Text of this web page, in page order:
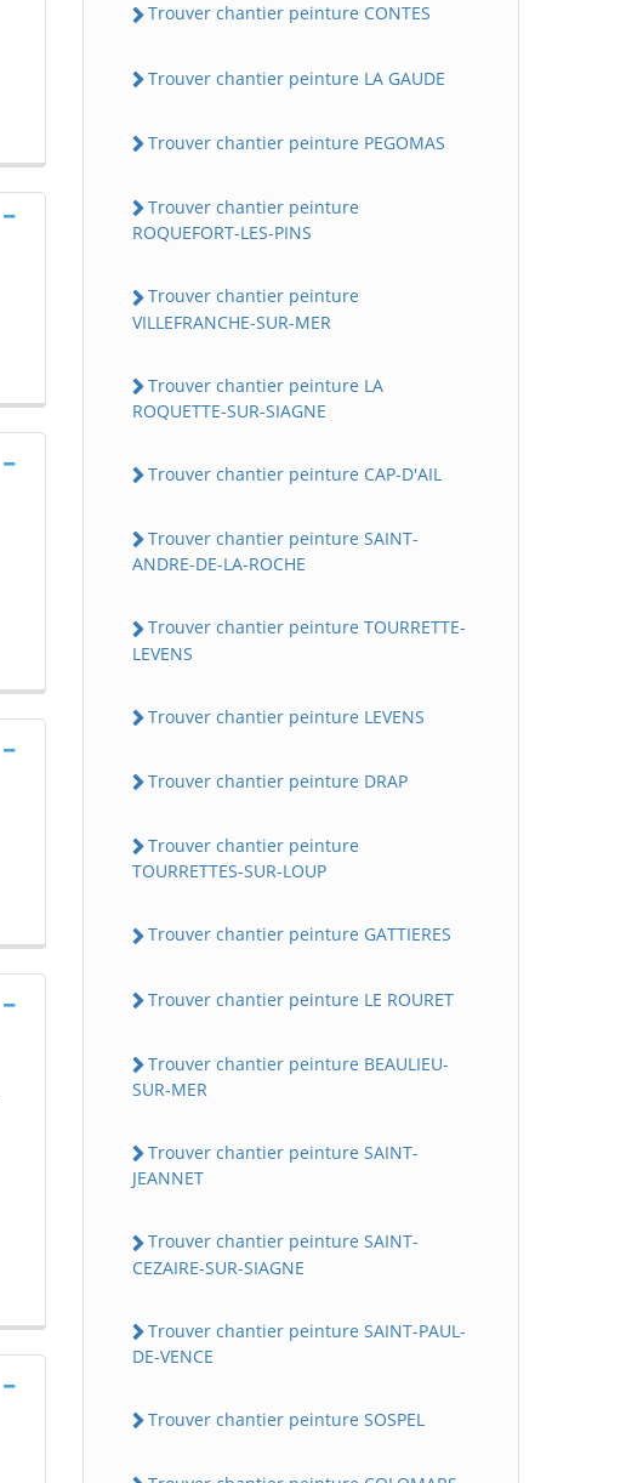
Trouver chantier peinture CONTES
Trouver chantier peinture LA GAUDE
Trouver chantier peinture PEGOMAS
Trouver chantier peinture
ROQUEFORT-LES-PINS
Trouver chantier peinture
VILLEFRANCHE-SUR-MER
Trouver chantier peinture LA
ROQUETTE-SUR-SIAGNE
Trouver chantier peinture CAP-D'AIL
Trouver chantier peinture SAINT-
ANDRE-DE-LA-ROCHE
Trouver chantier peinture TOURRETTE-
LEVENS
Trouver chantier peinture LEVENS
Trouver chantier peinture DRAP
Trouver chantier peinture
TOURRETTES-SUR-LOUP
Trouver chantier peinture GATTIERES
Trouver chantier peinture LE ROURET
Trouver chantier peinture BEAULIEU-
SUR-MER
Trouver chantier peinture SAINT-
JEANNET
Trouver chantier peinture SAINT-
CEZAIRE-SUR-SIAGNE
Trouver chantier peinture SAINT-PAUL-
DE-VENCE
Trouver chantier peinture SOSPEL